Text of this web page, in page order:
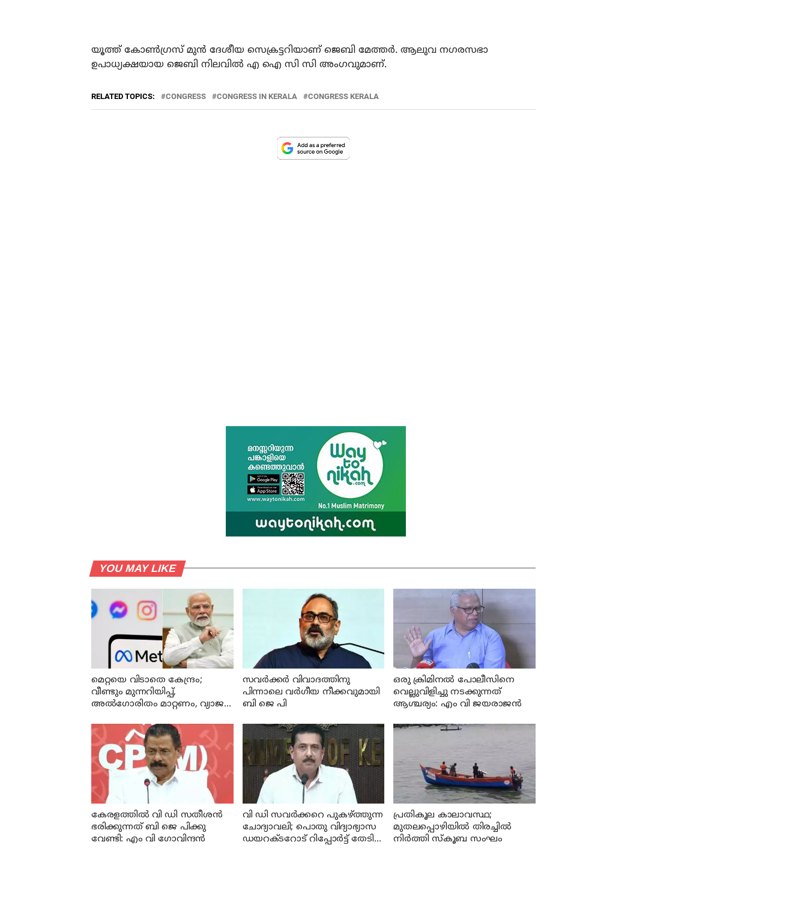
യൂത്ത് കോണ്‍ഗ്രസ് മുന്‍ ദേശീയ സെക്രട്ടറിയാണ് ജെബി മേത്തര്‍. ആലുവ നഗരസഭാ
ഉപാധ്യക്ഷയായ ജെബി നിലവില്‍ എ ഐ സി സി അംഗവുമാണ്.
RELATED TOPICS: CONGRESS CONGRESS IN KERALA CONGRESS KERALA
YOU MAY LIKE
മെറ്റയെ വിടാതെ കേന്ദ്രം;
വീണ്ടും മുന്നറിയിപ്പ്,
അൽഗോരിതം മാറ്റണം, വ്യാജ
ഉടൻ നടപടി വേണം
സവര്‍ക്കര്‍ വിവാദത്തിനു
പിന്നാലെ വര്‍ഗീയ നീക്കവുമായി
ബി ജെ പി
ഒരു ക്രിമിനല്‍ പോലീസിനെ
വെല്ലുവിളിച്ചു നടക്കുന്നത്
ആശ്ചര്യം: എം വി ജയരാജന്‍
കേരളത്തില്‍ വി ഡി സതീശന്‍
ഭരിക്കുന്നത് ബി ജെ പിക്കു
വേണ്ടി: എം വി ഗോവിന്ദന്‍
വി ഡി സവര്‍ക്കറെ പുകഴ്ത്തുന്ന
ചോദ്യാവലി; പൊതു വിദ്യാഭ്യാസ
ഡയറക്ടറോട് റിപ്പോര്‍ട്ട് തേടി
പ്രതികൂല കാലാവസ്ഥ;
മുതലപ്പൊഴിയില്‍ തിരച്ചില്‍
നിര്‍ത്തി സ്കൂബ സംഘം